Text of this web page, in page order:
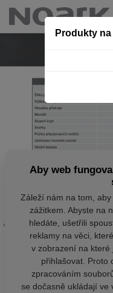
Produkty
Aby web
Záleží nám na tom,
zážitkem. Abyste na
hledáte, ušetřili
reklamy na věci,
v zobrazení na které
přihlašovat. Proto
zpracováním
se dočasně ukládají ve